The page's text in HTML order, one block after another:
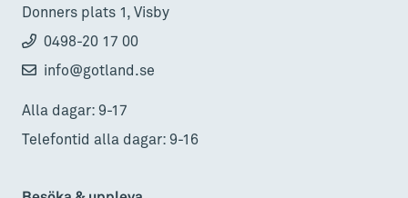
Donners plats 1, Visby
0498-20 17 00
info@gotland.se
Alla dagar: 9-17
Telefontid alla dagar: 9-16